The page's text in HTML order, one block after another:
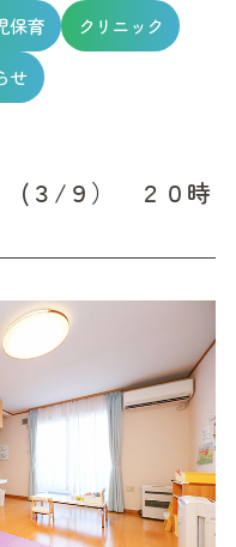
保育 クリニック
せ
(３/９） ２０時